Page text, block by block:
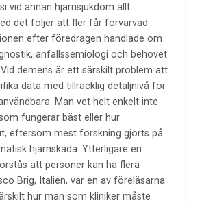
vid annan hjärnsjukdom allt
det följer att fler får förvärvad
efter föredragen handlade om
anfallssemiologi och behovet
demens är ett särskilt problem att
data med tillräcklig detaljnivå för
Man vet helt enkelt inte
fungerar bäst eller hur
eftersom mest forskning gjorts på
hjärnskada. Ytterligare en
att personer kan ha flera
Brig, Italien, var en av föreläsarna
hur man som kliniker måste